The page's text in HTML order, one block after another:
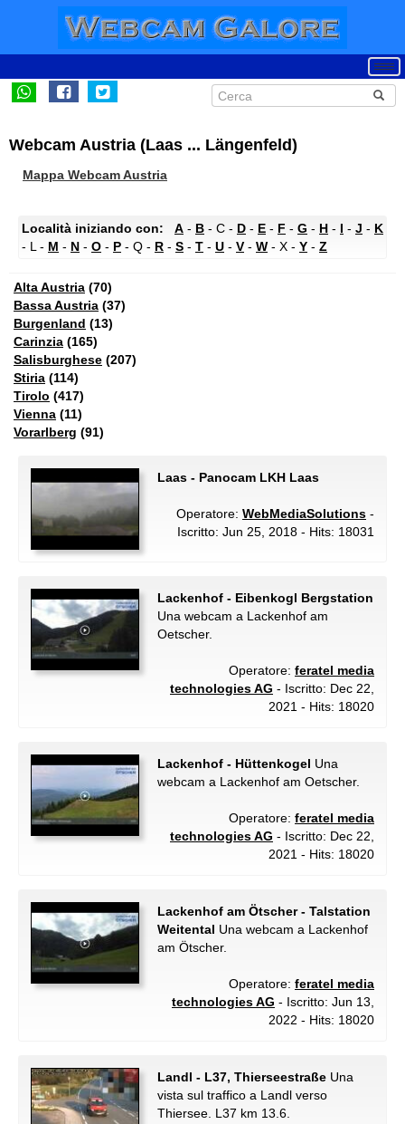
Webcam Austria (Laas ... Längenfeld)
Mappa Webcam Austria
Località iniziando con: A - B - C - D - E - F - G - H - I - J - K
- L - M - N - O - P - Q - R - S - T - U - V- W - X - Y - Z
Alta Austria (70)
Bassa Austria (37)
Burgenland (13)
Carinzia (165)
Salisburghese (207)
Stiria (114)
Tirolo (417)
Vienna (11)
Vorarlberg (91)
Laas - Panocam LKH Laas
Operatore: WebMediaSolutions -
Iscritto: Jun 25, 2018 - Hits: 18031
Lackenhof - Eibenkogl Bergstation
Una webcam a Lackenhof am
Oetscher.
Operatore: feratel media
technologies AG - Iscritto: Dec 22,
2021 - Hits: 18020
Lackenhof - Hüttenkogel Una
webcam a Lackenhof am Oetscher.
Operatore: feratel media
technologies AG - Iscritto: Dec 22,
2021 - Hits: 18020
Lackenhof am Ötscher - Talstation
Weitental Una webcam a Lackenhof
am Ötscher.
Operatore: feratel media
technologies AG - Iscritto: Jun 13,
2022 - Hits: 18020
Landl - L37, Thierseestraße Una
vista sul traffico a Landl verso
Thiersee. L37 km 13.6.